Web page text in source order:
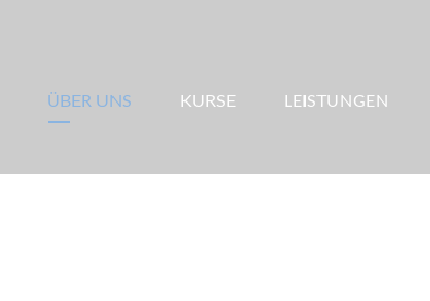
ÜBER UNS KURSE LEISTUNGEN